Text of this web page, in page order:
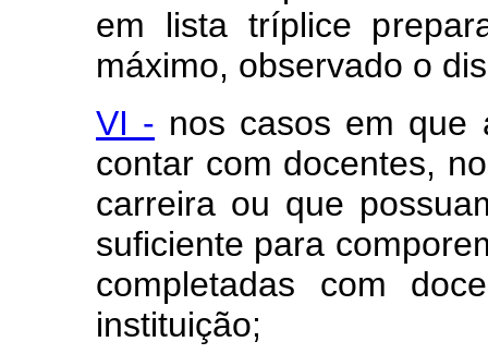
em lista tríplice
máximo, observado o
VI - nos casos em que
contar com docentes,
carreira ou que
suficiente para
completadas com
instituição;